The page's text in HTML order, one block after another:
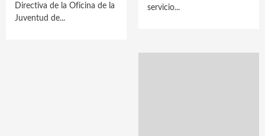
Directiva de la Oficina de la
Juventud de...
servicio...